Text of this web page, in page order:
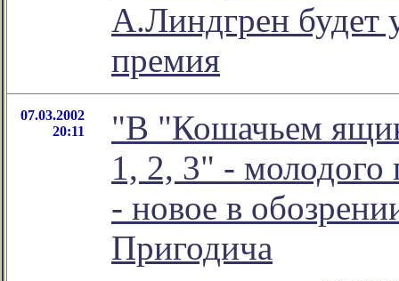
А.Линдгрен будет
премия
07.03.2002
20:11
"В "Кошачьем
1, 2, 3" - молодого
- новое в
Пригодича